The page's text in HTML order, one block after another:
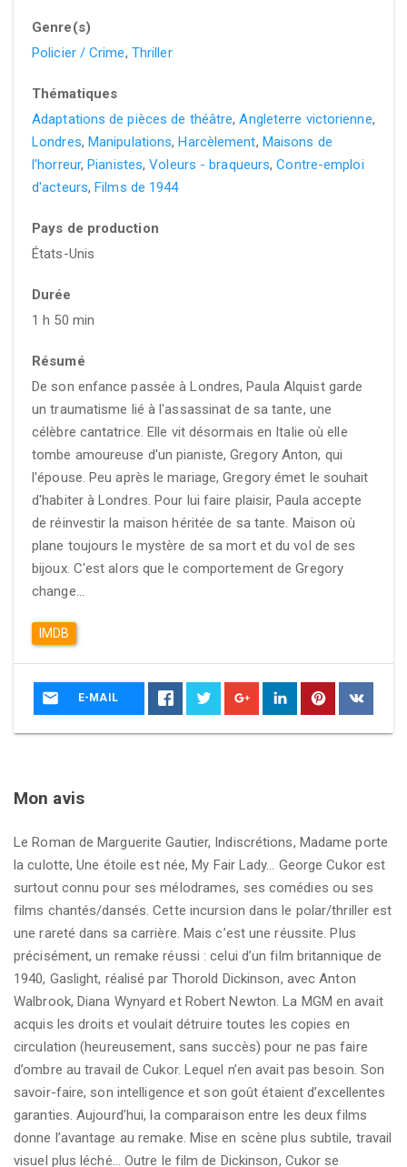
Genre(s)
Policier / Crime, Thriller
Thématiques
Adaptations de pièces de théâtre,Angleterre victorienne,
Londres, Manipulations,Harcèlement, Maisons de
l'horreur,Pianistes,Voleurs - braqueurs,Contre-emploi
d'acteurs,Films de 1944
Pays de production
États-Unis
Durée
1 h 50 min
Résumé
De son enfance passée à Londres, Paula Alquist garde
un traumatisme lié à l'assassinat de sa tante, une
célèbre cantatrice. Elle vit désormais en Italie où elle
tombe amoureuse d'un pianiste, Gregory Anton, qui
l'épouse. Peu après le mariage, Gregory émet le souhait
d'habiter à Londres. Pour lui faire plaisir, Paula accepte
de réinvestir la maison héritée de sa tante. Maison où
plane toujours le mystère de sa mort et du vol de ses
bijoux. C'est alors que le comportement de Gregory
change...
IMDB
E-MAIL
Mon avis
Le Roman de Marguerite Gautier, Indiscrétions, Madame porte
la culotte, Une étoile est née, My Fair Lady… George Cukor est
surtout connu pour ses mélodrames, ses comédies ou ses
films chantés/dansés. Cette incursion dans le polar/thriller est
une rareté dans sa carrière. Mais c’est une réussite. Plus
précisément, un remake réussi : celui d’un film britannique de
1940, Gaslight, réalisé par Thorold Dickinson, avec Anton
Walbrook, Diana Wynyard et Robert Newton. La MGM en avait
acquis les droits et voulait détruire toutes les copies en
circulation (heureusement, sans succès) pour ne pas faire
d’ombre au travail de Cukor. Lequel n’en avait pas besoin. Son
savoir-faire, son intelligence et son goût étaient d’excellentes
garanties. Aujourd’hui, la comparaison entre les deux films
donne l’avantage au remake. Mise en scène plus subtile, travail
visuel plus léché… Outre le film de Dickinson, Cukor se